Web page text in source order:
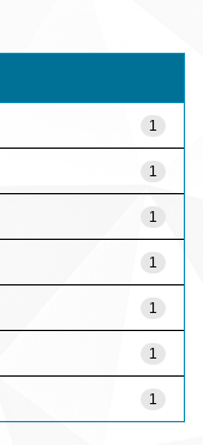
1
1
1
1
1
1
1